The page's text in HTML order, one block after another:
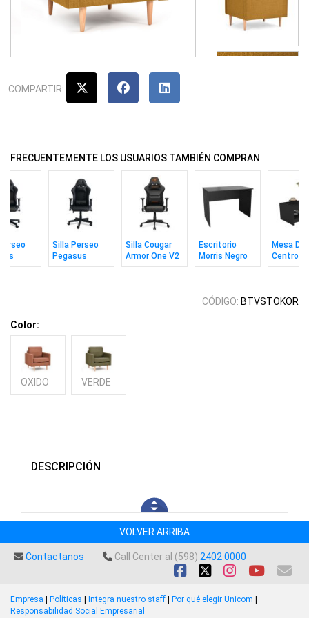
COMPARTIR:
FRECUENTEMENTE LOS USUARIOS TAMBIÉN COMPRAN
/ Dorado
Silla Perseo
Pegasus
Negro /
Silla Cougar
Armor One V2
Gray F
Escritorio
Morris Negro
Mesa De
Centro
Negro
CÓDIGO: BTVSTOKOR
Color:
OXIDO VERDE
DESCRIPCIÓN
VOLVER ARRIBA
Contactanos Call Center al (598) 2402 0000
Empresa | Políticas | Integra nuestro staff | Por qué elegir Unicom |
Responsabilidad Social Empresarial